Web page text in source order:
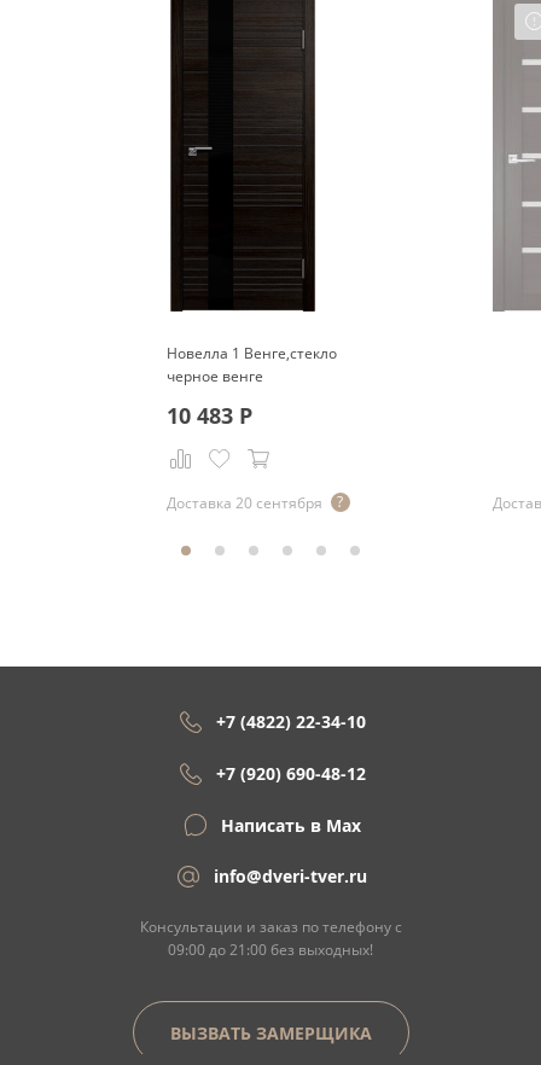
Новелла 1 Венге,стекло
черное венге
10 483Р
Доставка 20 сентября
+7 (4822) 22-34-10
+7 (920) 690-48-12
Написать в Max
info@dveri-tver.ru
Консультации и заказ по телефону с
09:00 до 21:00 без выходных!
ВЫЗВАТЬ ЗАМЕРЩИКА